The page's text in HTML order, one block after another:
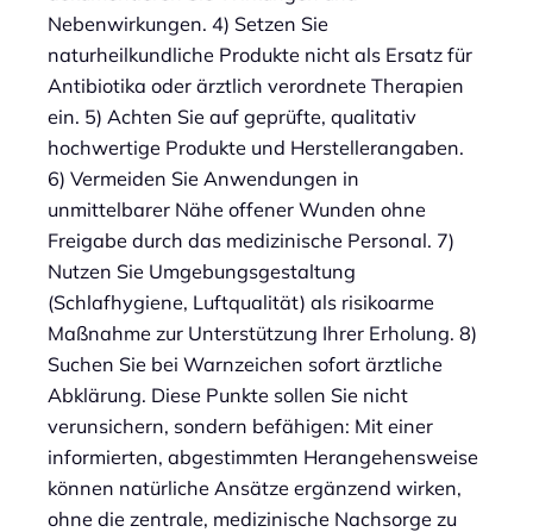
Nebenwirkungen. 4) Setzen Sie
naturheilkundliche Produkte nicht als Ersatz für
Antibiotika oder ärztlich verordnete Therapien
ein. 5) Achten Sie auf geprüfte, qualitativ
hochwertige Produkte und Herstellerangaben.
6) Vermeiden Sie Anwendungen in
unmittelbarer Nähe offener Wunden ohne
Freigabe durch das medizinische Personal. 7)
Nutzen Sie Umgebungsgestaltung
(Schlafhygiene, Luftqualität) als risikoarme
Maßnahme zur Unterstützung Ihrer Erholung. 8)
Suchen Sie bei Warnzeichen sofort ärztliche
Abklärung. Diese Punkte sollen Sie nicht
verunsichern, sondern befähigen: Mit einer
informierten, abgestimmten Herangehensweise
können natürliche Ansätze ergänzend wirken,
ohne die zentrale, medizinische Nachsorge zu